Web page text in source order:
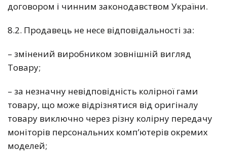
договором і чинним законодавством України.
8.2. Продавець не несе відповідальності за:
– змінений виробником зовнішній вигляд
Товару;
– за незначну невідповідність колірної гами
товару, що може відрізнятися від оригіналу
товару виключно через різну колірну передачу
моніторів персональних комп’ютерів окремих
моделей;